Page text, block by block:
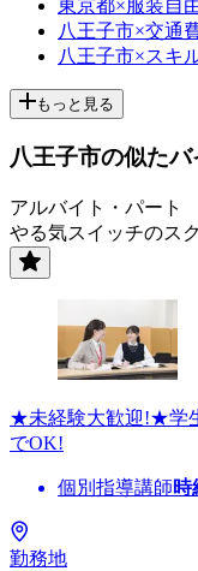
東京都×服装自
八王子市×交通
八王子市×スキ
もっと見る
八王子市の似たバ
アルバイト・パート
やる気スイッチのス
★未経験大歓迎!★学
でOK!
個別指導講師時
勤務地